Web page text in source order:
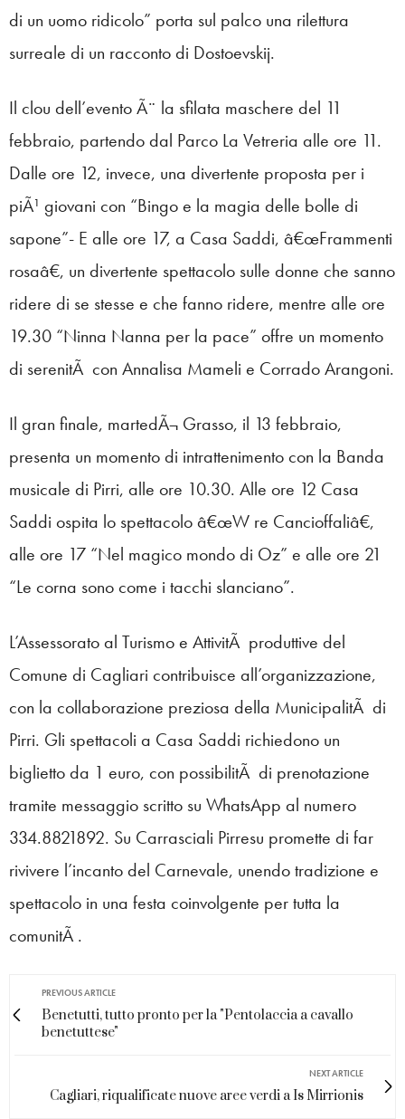
di un uomo ridicolo” porta sul palco una rilettura
surreale di un racconto di Dostoevskij.
Il clou dell’evento Ã¨ la sfilata maschere del 11
febbraio, partendo dal Parco La Vetreria alle ore 11.
Dalle ore 12, invece, una divertente proposta per i
piÃ¹ giovani con “Bingo e la magia delle bolle di
sapone”- E alle ore 17, a Casa Saddi, â€œFrammenti
rosaâ€, un divertente spettacolo sulle donne che sanno
ridere di se stesse e che fanno ridere, mentre alle ore
19.30 “Ninna Nanna per la pace” offre un momento
di serenitÃ con Annalisa Mameli e Corrado Arangoni.
Il gran finale, martedÃ¬ Grasso, il 13 febbraio,
presenta un momento di intrattenimento con la Banda
musicale di Pirri, alle ore 10.30. Alle ore 12 Casa
Saddi ospita lo spettacolo â€œW re Cancioffaliâ€,
alle ore 17 “Nel magico mondo di Oz” e alle ore 21
“Le corna sono come i tacchi slanciano”.
L’Assessorato al Turismo e AttivitÃ produttive del
Comune di Cagliari contribuisce all’organizzazione,
con la collaborazione preziosa della MunicipalitÃ di
Pirri. Gli spettacoli a Casa Saddi richiedono un
biglietto da 1 euro, con possibilitÃ di prenotazione
tramite messaggio scritto su WhatsApp al numero
334.8821892. Su Carrasciali Pirresu promette di far
rivivere l’incanto del Carnevale, unendo tradizione e
spettacolo in una festa coinvolgente per tutta la
comunitÃ .
PREVIOUS ARTICLE
Benetutti, tutto pronto per la "Pentolaccia a cavallo
benetuttese"
NEXT ARTICLE
Cagliari, riqualificate nuove aree verdi a Is Mirrionis